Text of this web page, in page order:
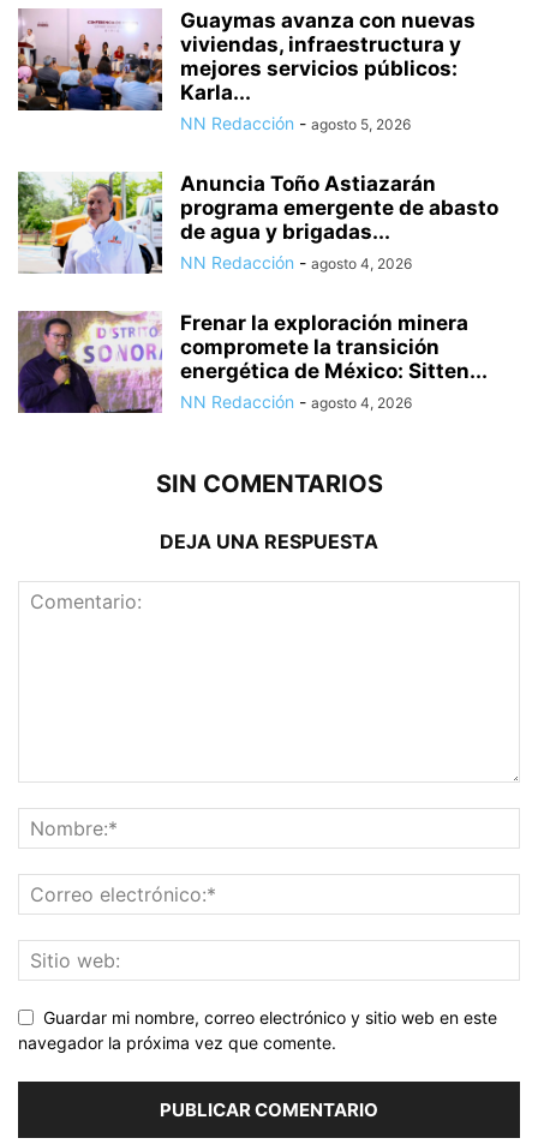
Guaymas avanza con nuevas
viviendas, infraestructura y
mejores servicios públicos:
Karla...
NN Redacción - agosto 5, 2026
Anuncia Toño Astiazarán
programa emergente de abasto
de agua y brigadas...
NN Redacción - agosto 4, 2026
Frenar la exploración minera
compromete la transición
energética de México: Sitten...
NN Redacción - agosto 4, 2026
SIN COMENTARIOS
DEJA UNA RESPUESTA
Guardar mi nombre, correo electrónico y sitio web en este
navegador la próxima vez que comente.